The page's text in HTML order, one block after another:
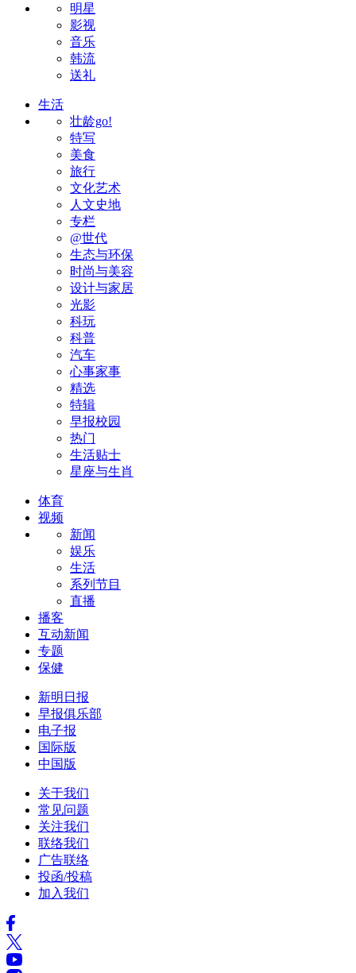
明星
影视
音乐
韩流
送礼
生活
壮龄go!
特写
美食
旅行
文化艺术
人文史地
专栏
@世代
生态与环保
时尚与美容
设计与家居
光影
科玩
科普
汽车
心事家事
精选
特辑
早报校园
热门
生活贴士
星座与生肖
体育
视频
新闻
娱乐
生活
系列节目
直播
播客
互动新闻
专题
保健
新明日报
早报俱乐部
电子报
国际版
中国版
关于我们
常见问题
关注我们
联络我们
广告联络
投函/投稿
加入我们